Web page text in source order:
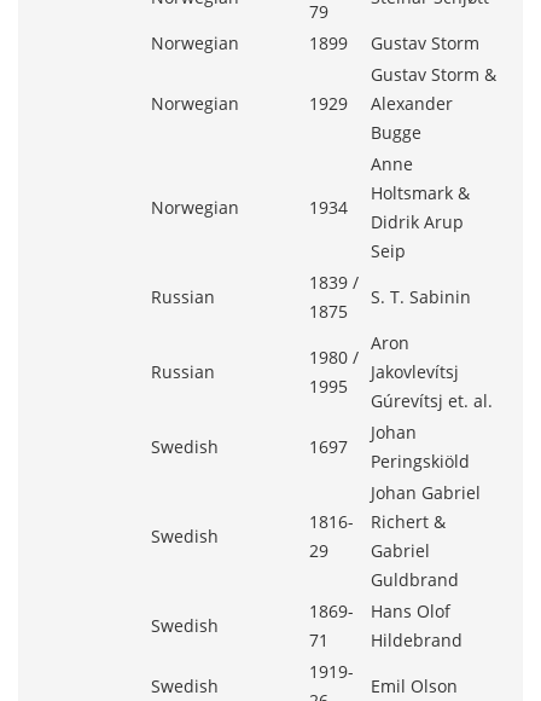
79
Norwegian
1899 Gustav Storm
Norwegian 1929
Gustav Storm &
Alexander
Bugge
Norwegian 1934
Anne
Holtsmark &
Didrik Arup
Seip
Russian
1839 /
1875
S. T. Sabinin
Russian
1980 /
1995
Aron
Jakovlevítsj
Gúrevítsj et. al.
Swedish
1697
Johan
Peringskiöld
Swedish
1816-
29
Johan Gabriel
Richert &
Gabriel
Guldbrand
Swedish
1869-
71
Hans Olof
Hildebrand
Swedish
1919-
Emil Olson